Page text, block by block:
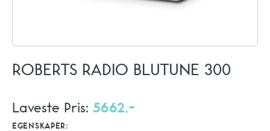
ROBERTS RADIO BLUTUNE 300
Laveste Pris: 5662,-
EGENSKAPER: